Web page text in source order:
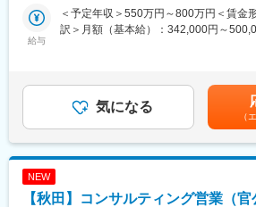
【業務内容】
・ネットワーク（ルーター/L2/L3）、フ
（Hyper-/VMware/NutanixAHV）の設計
・ベンダーとの折衝（調整、問い合わせ
元請案件が中心のため、提案段階から
定義・設計・構築・運用まで一貫して
案件は自治体・教育・民需と幅広く、
想基盤などインフラ全体に携わります。
一人ひとりの裁量が大きく、単なる作業
案件の推進と技術面のリードを担う係
給与
＜予定年収＞550万円～800万円＜賃金
訳＞月額（基本給）：342,000円～
(月額)は固定手当を含めた表記です。
気になる
（
NEW
【秋田】コンサルティング営業（